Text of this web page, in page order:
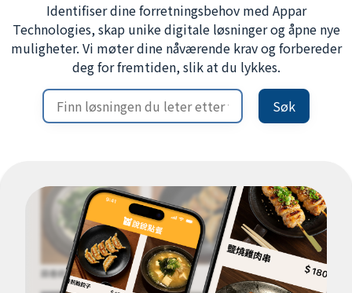
Identifiser dine forretningsbehov med Appar
Technologies, skap unike digitale løsninger og åpne nye
muligheter. Vi møter dine nåværende krav og forbereder
deg for fremtiden, slik at du lykkes.
Søk